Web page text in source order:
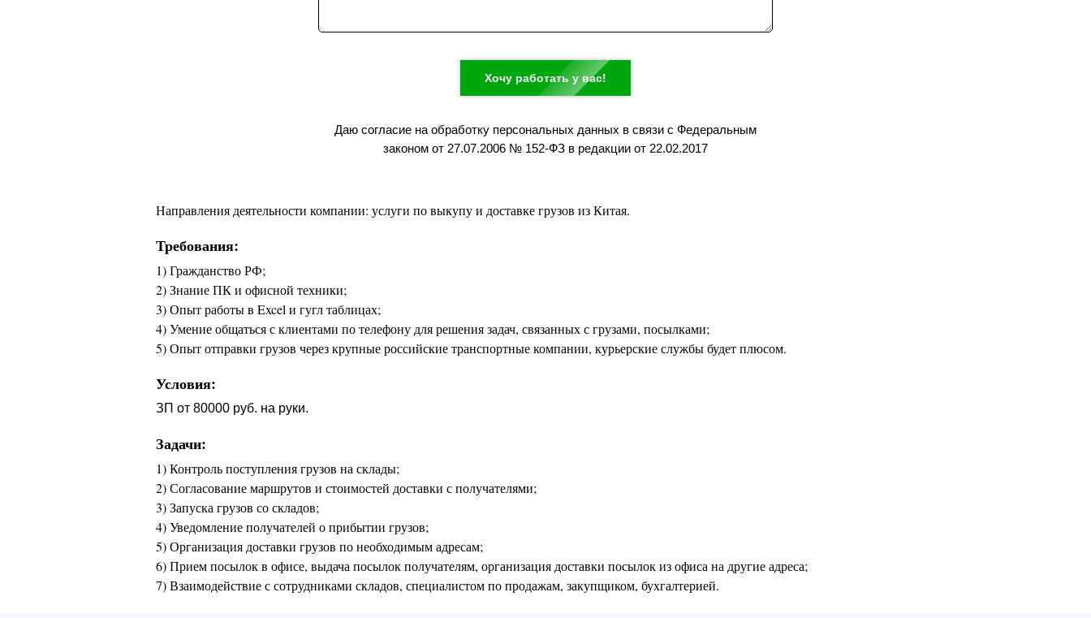
Хочу работать у вас!
Даю согласие на обработку персональных данных в связи с Федеральным
законом от 27.07.2006 № 152-ФЗ в редакции от 22.02.2017
Направления деятельности компании: услуги по выкупу и доставке грузов из Китая.
Требования:
1) Гражданство РФ;
2) Знание ПК и офисной техники;
3) Опыт работы в Excel и гугл таблицах;
4) Умение общаться с клиентами по телефону для решения задач, связанных с грузами, посылками;
5) Опыт отправки грузов через крупные российские транспортные компании, курьерские службы будет плюсом.
Условия:
ЗП от 80000 руб. на руки.
Задачи:
1) Контроль поступления грузов на склады;
2) Согласование маршрутов и стоимостей доставки с получателями;
3) Запуска грузов со складов;
4) Уведомление получателей о прибытии грузов;
5) Организация доставки грузов по необходимым адресам;
6) Прием посылок в офисе, выдача посылок получателям, организация доставки посылок из офиса на другие адреса;
7) Взаимодействие с сотрудниками складов, специалистом по продажам, закупщиком, бухгалтерией.